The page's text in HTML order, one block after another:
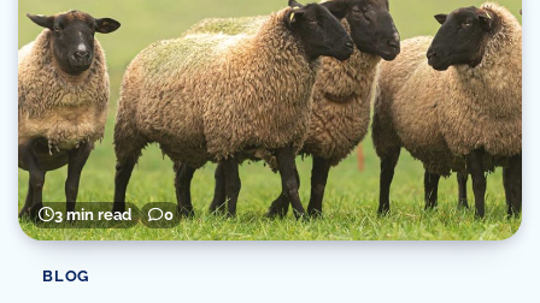
3 min read 0
BLOG